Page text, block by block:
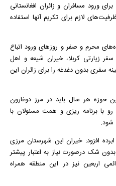
ورود مسافران و زائران افغانستانی
لازم برای تکریم آنها استفاده
و در ماه‌های محرم و صفر و روز‌های ورود اتباع
سفر زیارتی کربلا، خیران شیعه و اهل
سفری بدون دغدغه را برای زائران این
حوزه هر سال باید در مرز دوغارون
با برنامه ریزی و همت مسئولان با
شود.
افزود: خیران این شهرستان مرزی
شک درصورت نیاز به اعتبار پیشتر
اربعین نیز در این منطقه همراه